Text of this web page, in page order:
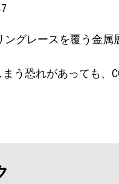
リングレースを覆う
う恐れがあっても、